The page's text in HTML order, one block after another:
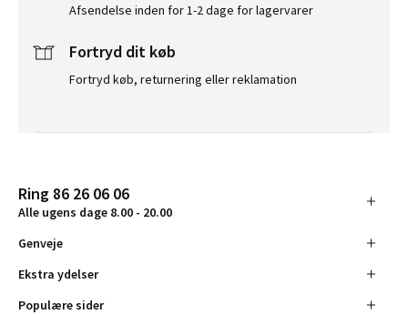
Afsendelse inden for 1-2 dage for lagervarer
Fortryd dit køb
Fortryd køb, returnering eller reklamation
Ring 86 26 06 06
Alle ugens dage 8.00 - 20.00
Genveje
Ekstra ydelser
Populære sider